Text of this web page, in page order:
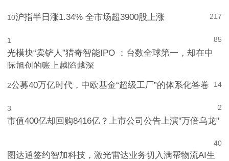
217
10沪指半日涨1.34% 全市场超3900股上涨
85
1
光模块“卖铲人”猎奇智能IPO ：台数全球第一，却在中
际旭创的账上越陷越深
14
2公募40万亿时代，中欧基金“超级工厂”的体系化答卷
2
3
市值400亿却回购8416亿？上市公司公告上演"万倍乌龙"
0
4
图达通签约智加科技，激光雷达业务切入满帮物流AI生